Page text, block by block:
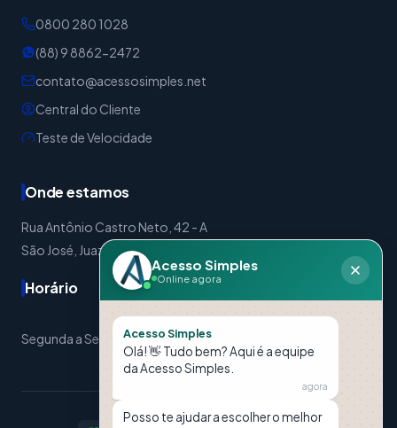
0800 280 1028
(88) 9 8862-2472
contato@acessosimples.net
Central do Cliente
Teste de Velocidade
Onde estamos
Rua Antônio Castro Neto, 42 - A
São José, Juazeiro do Norte - CE | CEP: 63024-310
Horário
Segunda a Sexta: 08:00 às 17:30 Sábados: 08:00 às 12:00
Acesso Simples
Online agora
Acesso Simples
Olá! 👋 Tudo bem? Aqui é a equipe
da Acesso Simples.
agora
Posso te ajudar a escolher o melhor